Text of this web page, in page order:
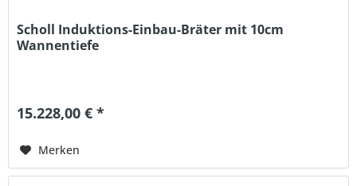
Scholl Induktions-Einbau-Bräter mit 10cm
Wannentiefe
15.228,00 € *
Merken